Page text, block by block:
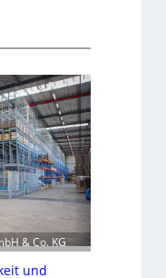
& Co. KG
und